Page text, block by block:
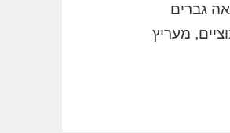
גברים
מעריץ